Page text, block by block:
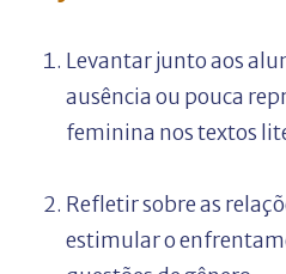
Levantar junto aos
ausência ou pouca
feminina nos textos
Refletir sobre as
estimular o